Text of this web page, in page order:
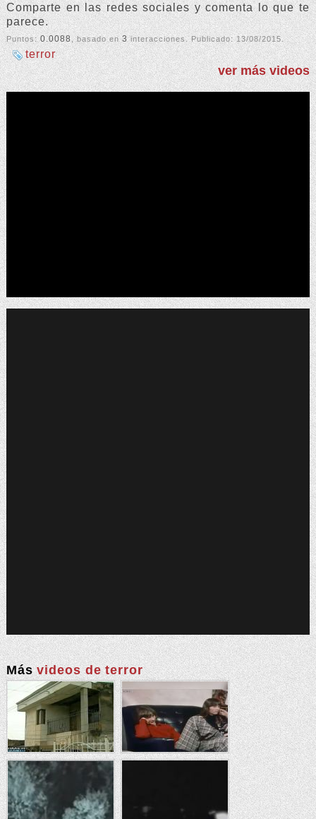
Comparte en las redes sociales y comenta lo que te
parece.
Puntos:0.0088, basado en3interacciones. Publicado:13/08/2015.
terror
ver más videos
Másvideos de terror